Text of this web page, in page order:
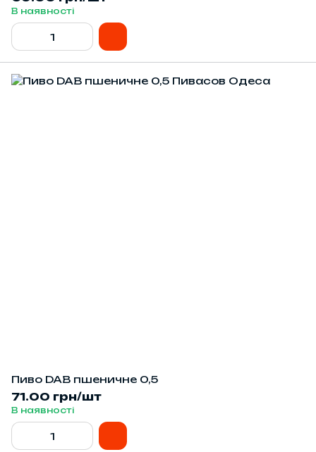
В наявності
Пиво DAB пшеничне 0,5
71.00 грн/шт
В наявності